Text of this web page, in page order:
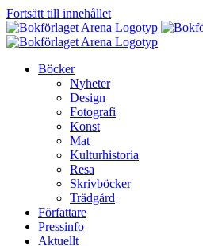
Fortsätt till innehållet
Böcker
Nyheter
Design
Fotografi
Konst
Mat
Kulturhistoria
Resa
Skrivböcker
Trädgård
Författare
Pressinfo
Aktuellt